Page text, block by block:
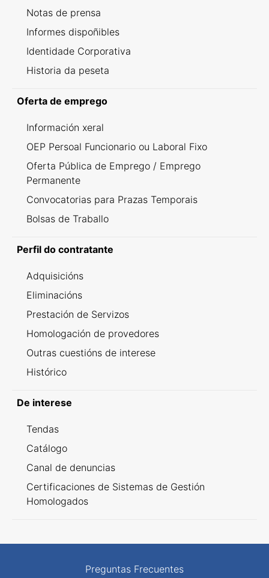
Notas de prensa
Informes dispoñibles
Identidade Corporativa
Historia da peseta
Oferta de emprego
Información xeral
OEP Persoal Funcionario ou Laboral Fixo
Oferta Pública de Emprego / Emprego
Permanente
Convocatorias para Prazas Temporais
Bolsas de Traballo
Perfil do contratante
Adquisicións
Eliminacións
Prestación de Servizos
Homologación de provedores
Outras cuestións de interese
Histórico
De interese
Tendas
Catálogo
Canal de denuncias
Certificaciones de Sistemas de Gestión
Homologados
Preguntas Frecuentes